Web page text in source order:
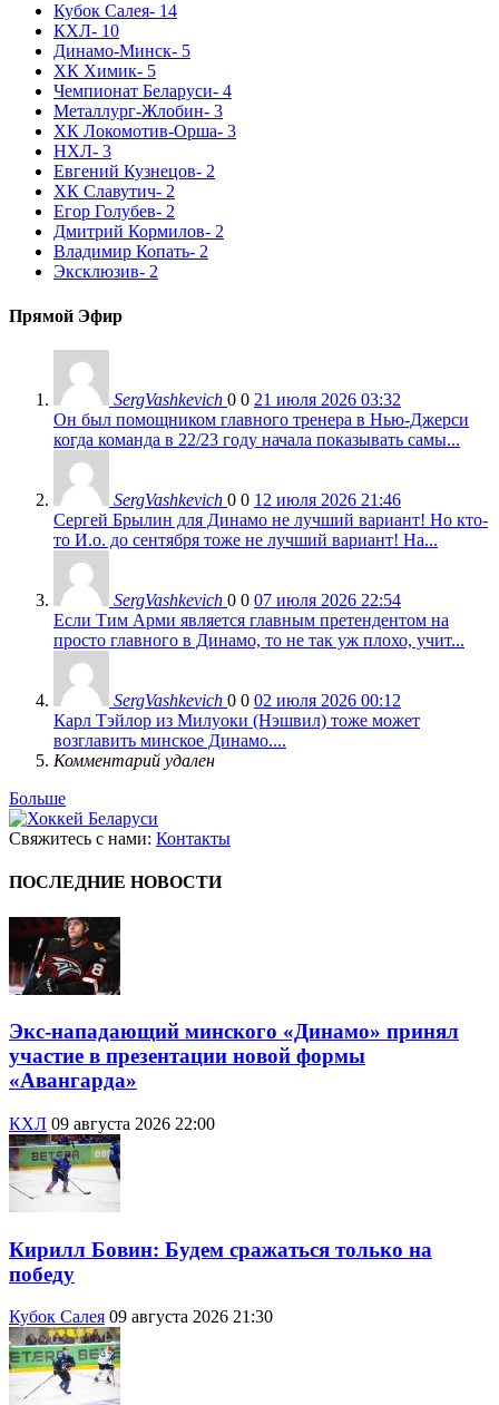
Кубок Салея- 14
КХЛ- 10
Динамо-Минск- 5
ХК Химик- 5
Чемпионат Беларуси- 4
Металлург-Жлобин- 3
ХК Локомотив-Орша- 3
НХЛ- 3
Евгений Кузнецов- 2
ХК Славутич- 2
Егор Голубев- 2
Дмитрий Кормилов- 2
Владимир Копать- 2
Эксклюзив- 2
Прямой Эфир
SergVashkevich 0 0 21 июля 2026 03:32
Он был помощником главного тренера в Нью-Джерси
когда команда в 22/23 году начала показывать самы...
SergVashkevich 0 0 12 июля 2026 21:46
Сергей Брылин для Динамо не лучший вариант! Но кто-
то И.о. до сентября тоже не лучший вариант! На...
SergVashkevich 0 0 07 июля 2026 22:54
Если Тим Арми является главным претендентом на
просто главного в Динамо, то не так уж плохо, учит...
SergVashkevich 0 0 02 июля 2026 00:12
Карл Тэйлор из Милуоки (Нэшвил) тоже может
возглавить минское Динамо....
Комментарий удален
Больше
Свяжитесь с нами: Контакты
ПОСЛЕДНИЕ НОВОСТИ
Экс-нападающий минского «Динамо» принял
участие в презентации новой формы
«Авангарда»
КХЛ 09 августа 2026 22:00
Кирилл Бовин: Будем сражаться только на
победу
Кубок Салея 09 августа 2026 21:30